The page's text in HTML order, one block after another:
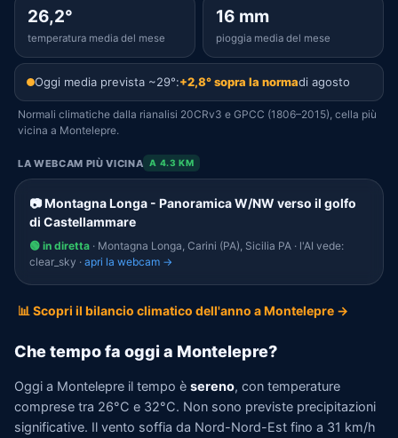
26,2°
temperatura media del mese
16 mm
pioggia media del mese
Oggi media prevista ~29°:+2,8° sopra la normadi agosto
Normali climatiche dalla rianalisi 20CRv3 e GPCC (1806–2015), cella più
vicina a Montelepre.
LA WEBCAM PIÙ VICINA A 4.3 KM
📷 Montagna Longa - Panoramica W/NW verso il golfo
di Castellammare
🟢 in diretta · Montagna Longa, Carini (PA), Sicilia PA · l'AI vede:
clear_sky · apri la webcam →
📊 Scopri il bilancio climatico dell'anno a Montelepre →
Che tempo fa oggi a Montelepre?
Oggi a Montelepre il tempo è sereno, con temperature
comprese tra 26°C e 32°C. Non sono previste precipitazioni
significative. Il vento soffia da Nord-Nord-Est fino a 31 km/h